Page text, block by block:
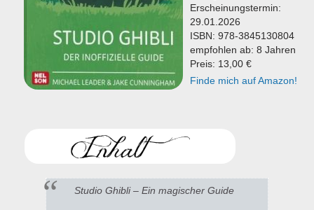
Erscheinungstermin:
29.01.2026
ISBN: 978-3845130804
empfohlen ab: 8 Jahren
Preis: 13,00 €
Finde mich auf Amazon!
Studio Ghibli – Ein magischer Guide